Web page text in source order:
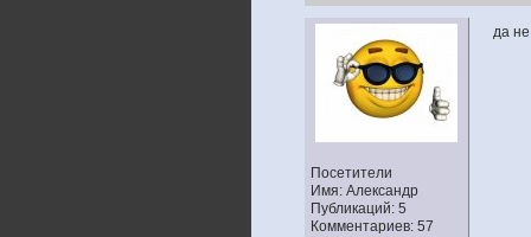
Посетители
Имя: Александр
Публикаций: 5
Комментариев: 57
да